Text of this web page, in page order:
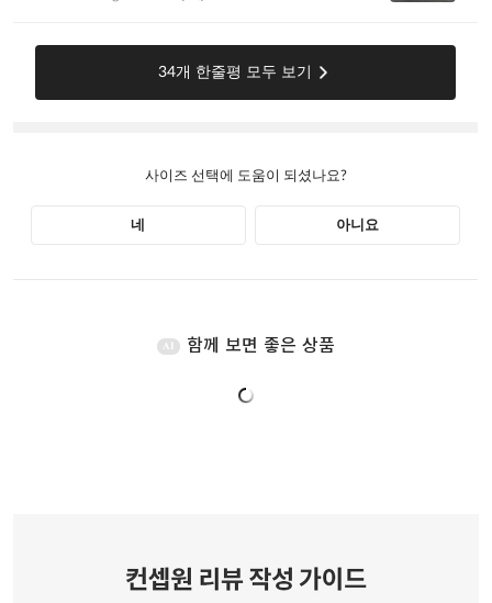
AI 함께 보면 좋은 상품